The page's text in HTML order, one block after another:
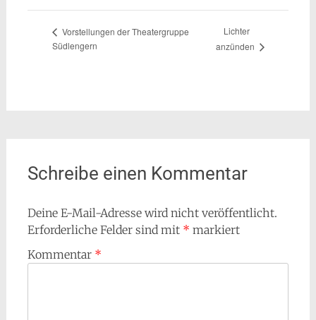
Vorstellungen der Theatergruppe
Südlengern
Lichter
anzünden
Schreibe einen Kommentar
Deine E-Mail-Adresse wird nicht veröffentlicht.
Erforderliche Felder sind mit * markiert
Kommentar *